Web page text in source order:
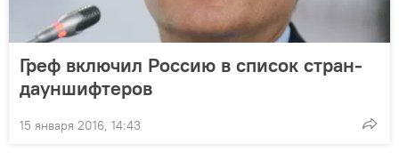
Греф включил Россию в список стран-
дауншифтеров
15 января 2016, 14:43